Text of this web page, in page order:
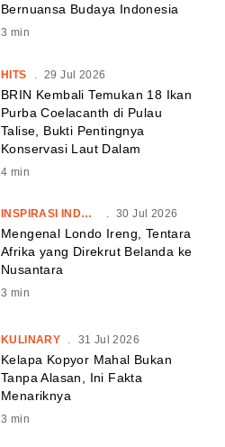
Bernuansa Budaya Indonesia
3 min
HITS 29 Jul 2026
BRIN Kembali Temukan 18 Ikan
Purba Coelacanth di Pulau
Talise, Bukti Pentingnya
Konservasi Laut Dalam
4 min
INSPIRASI INDONESIA 30 Jul 2026
Mengenal Londo Ireng, Tentara
Afrika yang Direkrut Belanda ke
Nusantara
3 min
KULINARY . 31 Jul 2026
Kelapa Kopyor Mahal Bukan
Tanpa Alasan, Ini Fakta
Menariknya
3 min